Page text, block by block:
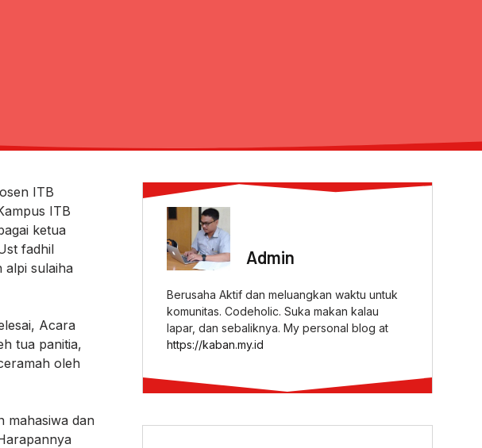
ITB
ITB
ketua
fadhil
alpi sulaiha
Acara
tua panitia,
oleh
mahasiwa dan
Admin
Berusaha Aktif dan meluangkan waktu untuk
komunitas. Codeholic. Suka makan kalau
lapar, dan sebaliknya. My personal blog at
https://kaban.my.id